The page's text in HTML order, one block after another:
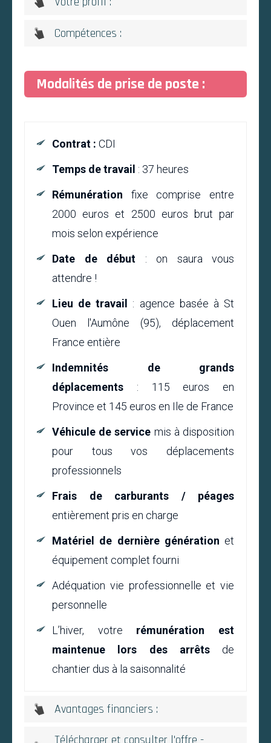
Compétences :
Modalités de prise de poste :
Contrat : CDI
Temps de travail : 37 heures
Rémunération fixe comprise entre
2000 euros et 2500 euros brut par
mois selon expérience
Date de début : on saura vous
attendre !
Lieu de travail : agence basée à St
Ouen l'Aumône (95), déplacement
France entière
Indemnités de grands
déplacements : 115 euros en
Province et 145 euros en Ile de France
Véhicule de service mis à disposition
pour tous vos déplacements
professionnels
Frais de carburants / péages
entièrement pris en charge
Matériel de dernière génération et
équipement complet fourni
Adéquation vie professionnelle et vie
personnelle
L’hiver, votre rémunération est
maintenue lors des arrêtsde
chantier dus à la saisonnalité
Avantages financiers :